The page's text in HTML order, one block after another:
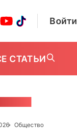
Войти
СТАТЬИ
Общество